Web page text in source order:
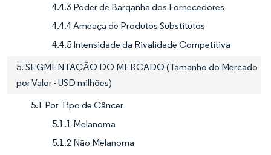
4.4.3 Poder de Barganha dos Fornecedores
4.4.4 Ameaça de Produtos Substitutos
4.4.5 Intensidade da Rivalidade Competitiva
5. SEGMENTAÇÃO DO MERCADO (Tamanho do Mercado
por Valor - USD milhões)
5.1 Por Tipo de Câncer
5.1.1 Melanoma
5.1.2 Não Melanoma